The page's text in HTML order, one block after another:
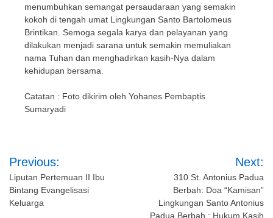
menumbuhkan semangat persaudaraan yang semakin
kokoh di tengah umat Lingkungan Santo Bartolomeus
Brintikan. Semoga segala karya dan pelayanan yang
dilakukan menjadi sarana untuk semakin memuliakan
nama Tuhan dan menghadirkan kasih-Nya dalam
kehidupan bersama.
Catatan : Foto dikirim oleh Yohanes Pembaptis
Sumaryadi
Post
navigation
Previous:
Liputan Pertemuan II Ibu
Bintang Evangelisasi
Keluarga
Next:
310 St. Antonius Padua
Berbah: Doa “Kamisan”
Lingkungan Santo Antonius
Padua Berbah : Hukum Kasih